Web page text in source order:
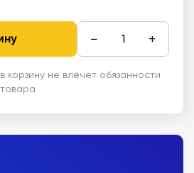
− +
корзину не влечет обязанности